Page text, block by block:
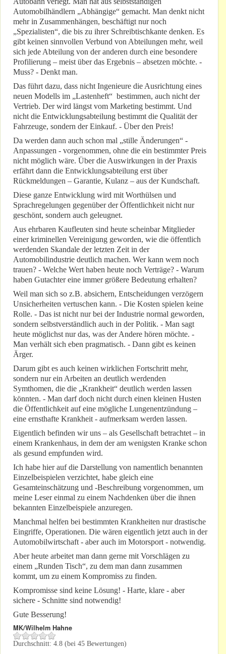
Automobilhändlern „Abhängige“ gemacht. Man denkt nicht
mehr in Zusammenhängen, beschäftigt nur noch
„Spezialisten“, die bis zu ihrer Schreibtischkante denken. Es
gibt keinen sinnvollen Verbund von Abteilungen mehr, weil
sich jede Abteilung von der anderen durch eine besondere
Profilierung – meist über das Ergebnis – absetzen möchte. -
Muss? - Denkt man.
Das führt dazu, dass nicht Ingenieure die Ausrichtung eines
neuen Modells im „Lastenheft“ bestimmen, auch nicht der
Vertrieb. Der wird längst vom Marketing bestimmt. Und
nicht die Entwicklungsabteilung bestimmt die Qualität der
Fahrzeuge, sondern der Einkauf. - Über den Preis!
Da werden dann auch schon mal „stille Änderungen“ -
Anpassungen - vorgenommen, ohne die ein bestimmter Preis
nicht möglich wäre. Über die Auswirkungen in der Praxis
erfährt dann die Entwicklungsabteilung erst über
Rückmeldungen – Garantie, Kulanz – aus der Kundschaft.
Diese ganze Entwicklung wird mit Worthülsen und
Sprachregelungen gegenüber der Öffentlichkeit nicht nur
geschönt, sondern auch geleugnet.
Aus ehrbaren Kaufleuten sind heute scheinbar Mitglieder
einer kriminellen Vereinigung geworden, wie die öffentlich
werdenden Skandale der letzten Zeit in der
Automobilindustrie deutlich machen. Wer kann wem noch
trauen? - Welche Wert haben heute noch Verträge? - Warum
haben Gutachter eine immer größere Bedeutung erhalten?
Weil man sich so z.B. absichern, Entscheidungen verzögern
Unsicherheiten vertuschen kann. - Die Kosten spielen keine
Rolle. - Das ist nicht nur bei der Industrie normal geworden,
sondern selbstverständlich auch in der Politik. - Man sagt
heute möglichst nur das, was der Andere hören möchte. -
Man verhält sich eben pragmatisch. - Dann gibt es keinen
Ärger.
Darum gibt es auch keinen wirklichen Fortschritt mehr,
sondern nur ein Arbeiten an deutlich werdenden
Symthomen, die die „Krankheit“ deutlich werden lassen
könnten. - Man darf doch nicht durch einen kleinen Husten
die Öffentlichkeit auf eine mögliche Lungenentzündung –
eine ernsthafte Krankheit - aufmerksam werden lassen.
Eigentlich befinden wir uns – als Gesellschaft betrachtet – in
einem Krankenhaus, in dem der am wenigsten Kranke schon
als gesund empfunden wird.
Ich habe hier auf die Darstellung von namentlich benannten
Einzelbeispielen verzichtet, habe gleich eine
Gesamteinschätzung und -Beschreibung vorgenommen, um
meine Leser einmal zu einem Nachdenken über die ihnen
bekannten Einzelbeispiele anzuregen.
Manchmal helfen bei bestimmten Krankheiten nur drastische
Eingriffe, Operationen. Die wären eigentlich jetzt auch in der
Automobilwirtschaft - aber auch im Motorsport - notwendig.
Aber heute arbeitet man dann gerne mit Vorschlägen zu
einem „Runden Tisch“, zu dem man dann zusammen
kommt, um zu einem Kompromiss zu finden.
Kompromisse sind keine Lösung! - Harte, klare - aber
sichere - Schnitte sind notwendig!
Gute Besserung!
MK/Wilhelm Hahne
Durchschnitt: 4.8 (bei 45 Bewertungen)